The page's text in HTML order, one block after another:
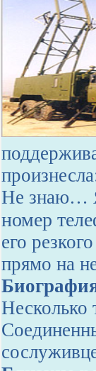
Не знаю…
номер
его
прямо на
Несколько